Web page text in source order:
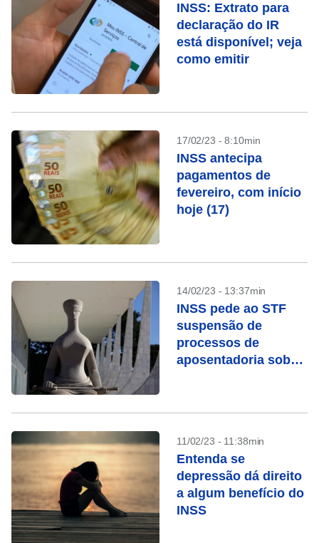
INSS: Extrato para
declaração do IR
está disponível; veja
como emitir
17/02/23 - 8:10min
INSS antecipa
pagamentos de
fevereiro, com início
hoje (17)
14/02/23 - 13:37min
INSS pede ao STF
suspensão de
processos de
aposentadoria sob
11/02/23 - 11:38min
Entenda se
depressão dá direito
a algum benefício do
INSS